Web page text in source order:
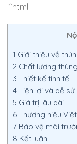
“`html
1 Giới thiệu về
2 Chất lượng
3 Thiết kế tinh tế
4 Tiện lợi và dễ
5 Giá trị lâu dài
6 Thương hiệu
7 Bảo vệ môi
8 Kết luận